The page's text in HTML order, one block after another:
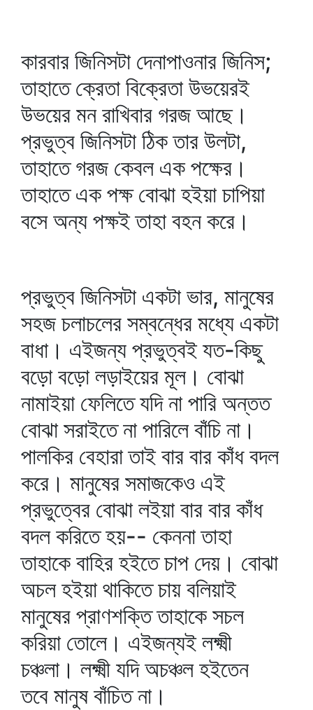
কারবার জিনিসটা দেনাপাওনার জিনিস;
তাহাতে ক্রেতা বিক্রেতা উভয়েরই
উভয়ের মন রাখিবার গরজ আছে।
প্রভুত্ব জিনিসটা ঠিক তার উলটা,
তাহাতে গরজ কেবল এক পক্ষের।
তাহাতে এক পক্ষ বোঝা হইয়া চাপিয়া
বসে অন্য পক্ষই তাহা বহন করে।
প্রভুত্ব জিনিসটা একটা ভার, মানুষের
সহজ চলাচলের সম্বন্ধের মধ্যে একটা
বাধা। এইজন্য প্রভুত্বই যত-কিছু
বড়ো বড়ো লড়াইয়ের মূল। বোঝা
নামাইয়া ফেলিতে যদি না পারি অন্তত
বোঝা সরাইতে না পারিলে বাঁচি না।
পালকির বেহারা তাই বার বার কাঁধ বদল
করে। মানুষের সমাজকেও এই
প্রভুত্বের বোঝা লইয়া বার বার কাঁধ
বদল করিতে হয়-- কেননা তাহা
তাহাকে বাহির হইতে চাপ দেয়। বোঝা
অচল হইয়া থাকিতে চায় বলিয়াই
মানুষের প্রাণশক্তি তাহাকে সচল
করিয়া তোলে। এইজন্যই লক্ষ্মী
চঞ্চলা। লক্ষ্মী যদি অচঞ্চল হইতেন
তবে মানুষ বাঁচিত না।